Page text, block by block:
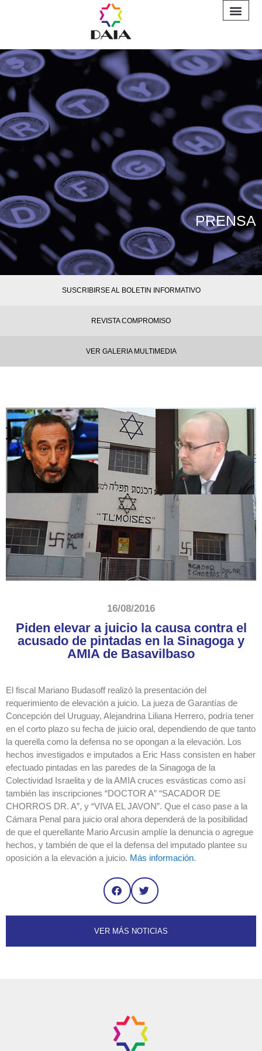
PRENSA
SUSCRIBIRSE AL BOLETIN INFORMATIVO
REVISTA COMPROMISO
VER GALERIA MULTIMEDIA
16/08/2016
Piden elevar a juicio la causa contra el
acusado de pintadas en la Sinagoga y
AMIA de Basavilbaso
El fiscal Mariano Budasoff realizó la presentación del
requerimiento de elevación a juicio. La jueza de Garantías de
Concepción del Uruguay, Alejandrina Liliana Herrero, podría tener
en el corto plazo su fecha de juicio oral, dependiendo de que tanto
la querella como la defensa no se opongan a la elevación. Los
hechos investigados e imputados a Eric Hass consisten en haber
efectuado pintadas en las paredes de la Sinagoga de la
Colectividad Israelita y de la AMIA cruces esvásticas como así
también las inscripciones “DOCTOR A” “SACADOR DE
CHORROS DR. A”, y “VIVA EL JAVON”. Que el caso pase a la
Cámara Penal para juicio oral ahora dependerá de la posibilidad
de que el querellante Mario Arcusin amplíe la denuncia o agregue
hechos, y también de que el la defensa del imputado plantee su
oposición a la elevación a juicio. Más información.
VER MÁS NOTICIAS